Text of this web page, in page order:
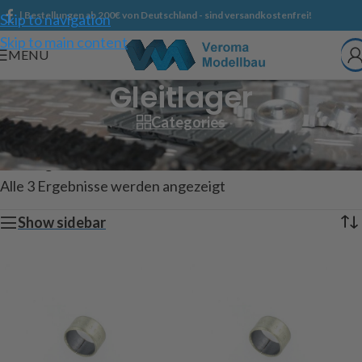
Skip to navigation
Skip to main content
| Bestellungen ab 200€ von Deutschland - sind versandkostenfrei!
MENU
Gleitlager
Categories
Technischer Modellbau/Lager und Flansche/
Gleitlager
Alle 3 Ergebnisse werden angezeigt
Show sidebar